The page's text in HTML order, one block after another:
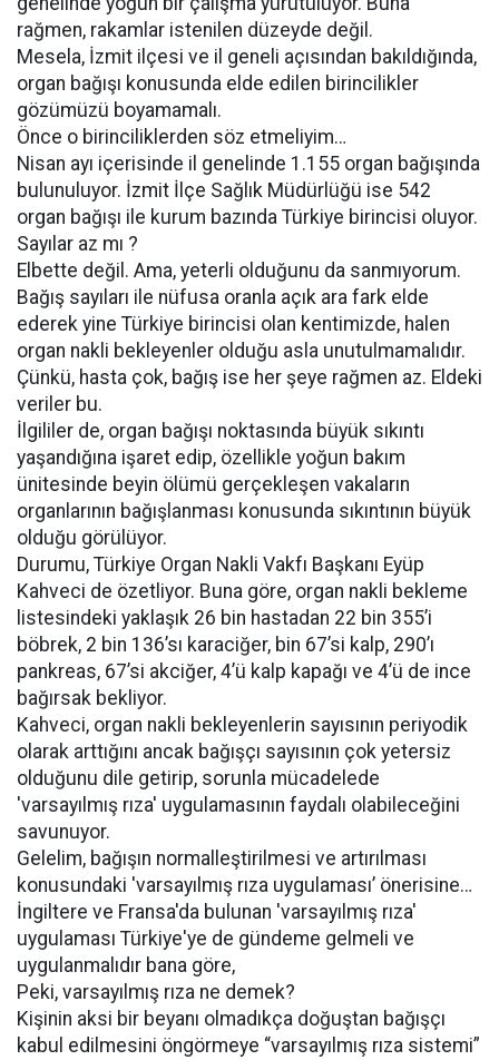
rağmen, rakamlar istenilen düzeyde değil.
Mesela, İzmit ilçesi ve il geneli açısından bakıldığında,
organ bağışı konusunda elde edilen birincilikler
gözümüzü boyamamalı.
Önce o birinciliklerden söz etmeliyim…
Nisan ayı içerisinde il genelinde 1.155 organ bağışında
bulunuluyor. İzmit İlçe Sağlık Müdürlüğü ise 542
organ bağışı ile kurum bazında Türkiye birincisi oluyor.
Sayılar az mı ?
Elbette değil. Ama, yeterli olduğunu da sanmıyorum.
Bağış sayıları ile nüfusa oranla açık ara fark elde
ederek yine Türkiye birincisi olan kentimizde, halen
organ nakli bekleyenler olduğu asla unutulmamalıdır.
Çünkü, hasta çok, bağış ise her şeye rağmen az. Eldeki
veriler bu.
İlgililer de, organ bağışı noktasında büyük sıkıntı
yaşandığına işaret edip, özellikle yoğun bakım
ünitesinde beyin ölümü gerçekleşen vakaların
organlarının bağışlanması konusunda sıkıntının büyük
olduğu görülüyor.
Durumu, Türkiye Organ Nakli Vakfı Başkanı Eyüp
Kahveci de özetliyor. Buna göre, organ nakli bekleme
listesindeki yaklaşık 26 bin hastadan 22 bin 355’i
böbrek, 2 bin 136’sı karaciğer, bin 67’si kalp, 290’ı
pankreas, 67’si akciğer, 4’ü kalp kapağı ve 4’ü de ince
bağırsak bekliyor.
Kahveci, organ nakli bekleyenlerin sayısının periyodik
olarak arttığını ancak bağışçı sayısının çok yetersiz
olduğunu dile getirip, sorunla mücadelede
'varsayılmış rıza' uygulamasının faydalı olabileceğini
savunuyor.
Gelelim, bağışın normalleştirilmesi ve artırılması
konusundaki 'varsayılmış rıza uygulaması’ önerisine…
İngiltere ve Fransa'da bulunan 'varsayılmış rıza'
uygulaması Türkiye'ye de gündeme gelmeli ve
uygulanmalıdır bana göre,
Peki, varsayılmış rıza ne demek?
Kişinin aksi bir beyanı olmadıkça doğuştan bağışçı
kabul edilmesini öngörmeye “varsayılmış rıza sistemi”